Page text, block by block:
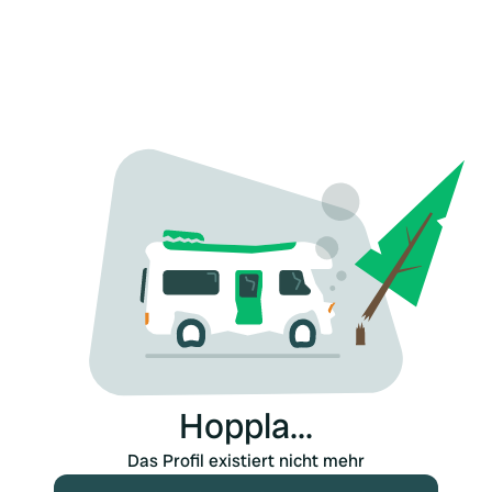
Hoppla...
Das Profil existiert nicht mehr